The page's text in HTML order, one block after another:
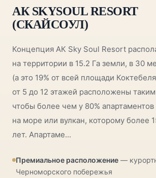
АК SKYSOUL RESORT
(СКАЙСОУЛ)
Концепция АК Sky Soul Resort
на территории в 15.2 Га земли, в 30
(а это 19% от всей площади
от 5 до 12 этажей расположены
чтобы более чем у 80%
на море или вулкан, которому более
лет. Апартаме...
Премиальное расположение —
Черноморского побережья